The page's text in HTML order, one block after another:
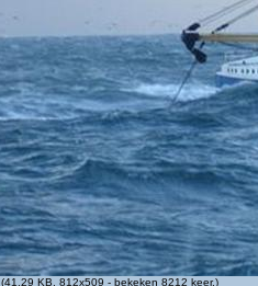
(41.29 KB, 812x509 - bekeken 8212 keer.)